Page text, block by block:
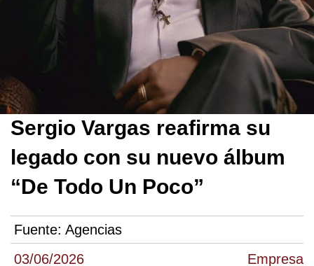
03/06/2026 Empresa
Sergio Vargas reafirma su
legado con su nuevo álbum
“De Todo Un Poco”
Fuente: Agencias